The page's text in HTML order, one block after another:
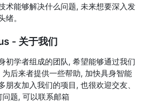
术能够解决什么问题, 未来想要深入发
绪。
- 关于我们
初学者组成的团队, 希望能够通过我们
为后来者提供一些帮助, 加快具身智能
朋友加入我们的项目, 也很欢迎交友、
题, 可以联系邮箱